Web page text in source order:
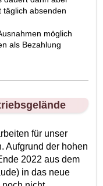
täglich absenden
möglich
als Bezahlung
für unser
Aufgrund der hohen
2022 aus dem
in das neue